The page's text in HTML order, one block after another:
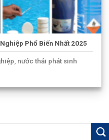
Phổ Biến Nhất 2025
nước thải phát sinh